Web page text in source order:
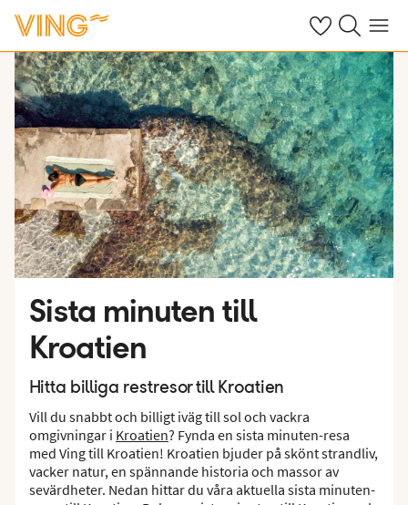
Se dinaSök på ving.se
Meny
Sista minuten till
Kroatien
Hitta billiga restresor till Kroatien
Vill du snabbt och billigt iväg till sol och vackra
omgivningar i Kroatien? Fynda en sista minuten-resa
med Ving till Kroatien! Kroatien bjuder på skönt strandliv,
vacker natur, en spännande historia och massor av
sevärdheter. Nedan hittar du våra aktuella sista minuten-